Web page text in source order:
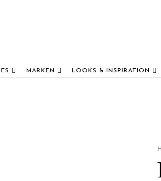
MARKEN LOOKS & INSPIRATION